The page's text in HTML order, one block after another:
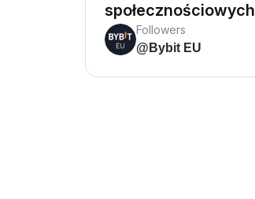
społecznościowych
Followers
@Bybit EU